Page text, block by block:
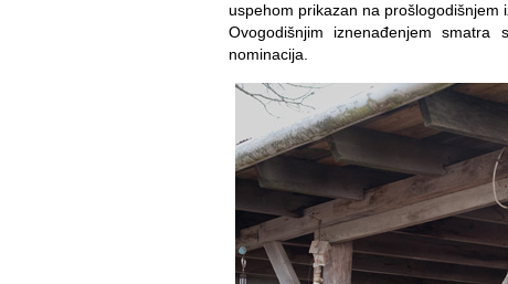
uspehom prikazan na prošlogodišnjem
Ovogodišnjim iznenađenjem
nominacija.